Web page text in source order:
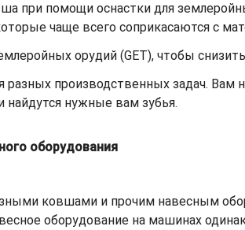
при помощи оснастки для
чаще всего соприкасаются с
орудий (GET), чтобы
производственных задач. Вам
нужные вам зубья.
оборудования
ковшами и прочим навесным
оборудование на машинах